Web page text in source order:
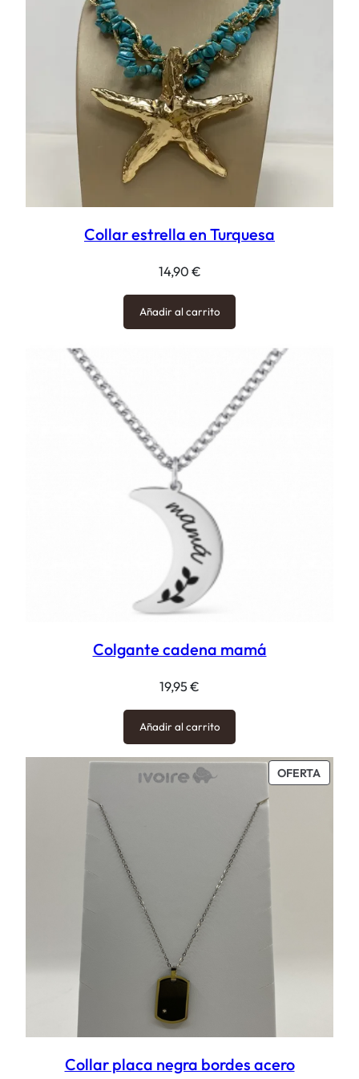
Collar estrella en Turquesa
14,90 €
Añadir al carrito
Colgante cadena mamá
19,95€
Añadir al carrito
OFERTA
EN
Collar placa negra bordes acero